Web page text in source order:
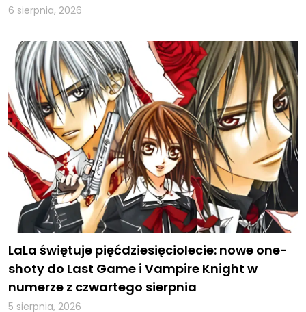
6 sierpnia, 2026
LaLa świętuje pięćdziesięciolecie: nowe one-
shoty do Last Game i Vampire Knight w
numerze z czwartego sierpnia
5 sierpnia, 2026